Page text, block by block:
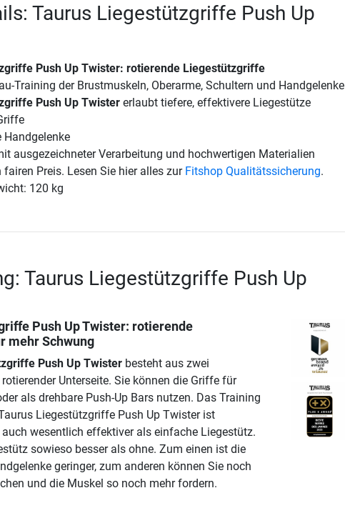
Taurus Liegestützgriffe Push Up
Push Up Twister: rotierende Liegestützgriffe
Training der Brustmuskeln, Oberarme, Schultern und Handgelenke
Push Up Twistererlaubt tiefere, effektivere Liegestütze
Handgelenke
ausgezeichneter Verarbeitung und hochwertigen Materialien
Preis. Lesen Sie hier alles zur Fitshop Qualitätssicherung.
120 kg
Taurus Liegestützgriffe Push Up
Push Up Twister: rotierende
mehr Schwung
Push Up Twisterbesteht aus zwei
Unterseite. Sie können die Griffe für
als drehbare Push-Up Bars nutzen. Das Training
Liegestützgriffe Push Up Twister ist
wesentlich effektiver als einfache Liegestütz.
sowieso besser als ohne. Zum einen ist die
geringer, zum anderen können Sie noch
und die Muskel so noch mehr fordern.